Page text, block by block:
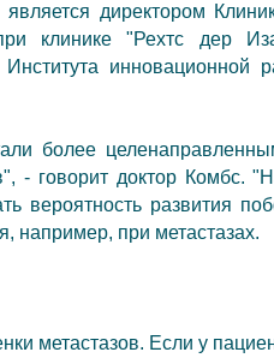
директором
клинике "Рехтс дер
инновационной
более
- говорит доктор Комбс.
вероятность развития
например, при метастазах.
метастазов. Если у